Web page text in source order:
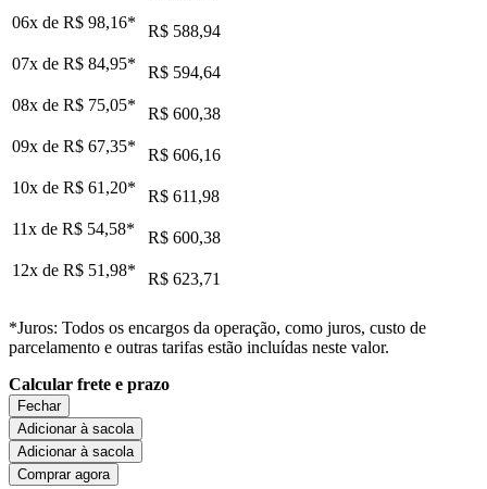
06x de R$ 98,16*
R$ 588,94
07x de R$ 84,95*
R$ 594,64
08x de R$ 75,05*
R$ 600,38
09x de R$ 67,35*
R$ 606,16
10x de R$ 61,20*
R$ 611,98
11x de R$ 54,58*
R$ 600,38
12x de R$ 51,98* R$ 623,71
*Juros: Todos os encargos da operação, como juros, custo de
parcelamento e outras tarifas estão incluídas neste valor.
Calcular frete e prazo
Fechar
Adicionar à sacola
Adicionar à sacola
Comprar agora